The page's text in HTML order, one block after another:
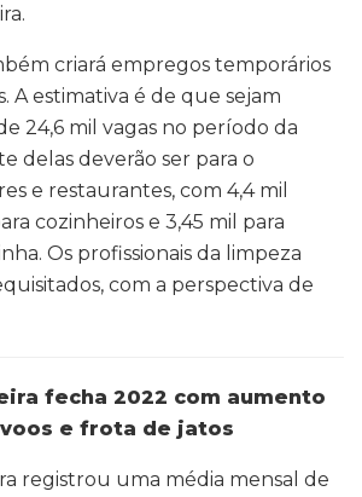
criará empregos temporários
A estimativa é de que sejam
24,6 mil vagas no período da
delas deverão ser para o
e restaurantes, com 4,4 mil
cozinheiros e 3,45 mil para
Os profissionais da limpeza
com a perspectiva de
fecha 2022 com aumento
e frota de jatos
registrou uma média mensal de